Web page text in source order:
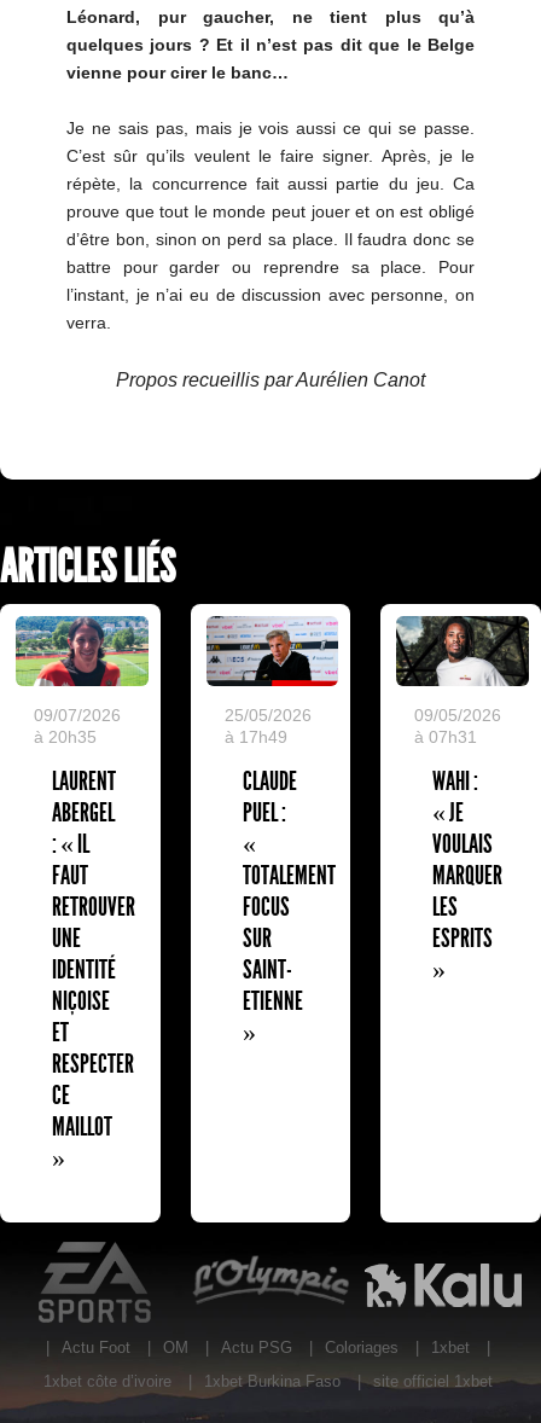
Léonard, pur gaucher, ne tient plus qu’à
quelques jours ? Et il n’est pas dit que le Belge
vienne pour cirer le banc…
Je ne sais pas, mais je vois aussi ce qui se passe.
C’est sûr qu’ils veulent le faire signer. Après, je le
répète, la concurrence fait aussi partie du jeu. Ca
prouve que tout le monde peut jouer et on est obligé
d’être bon, sinon on perd sa place. Il faudra donc se
battre pour garder ou reprendre sa place. Pour
l’instant, je n’ai eu de discussion avec personne, on
verra.
Propos recueillis par Aurélien Canot
ARTICLES LIÉS
09/07/2026
à 20h35
LAURENT
ABERGEL
: « IL
FAUT
RETROUVER
UNE
IDENTITÉ
NIÇOISE
ET
RESPECTER
CE
MAILLOT
»
25/05/2026
à 17h49
CLAUDE
PUEL :
«
TOTALEMENT
FOCUS
SUR
SAINT-
ETIENNE
»
09/05/2026
à 07h31
WAHI :
« JE
VOULAIS
MARQUER
LES
ESPRITS
»
EA Sports
Actu Foot OM Actu PSG Coloriages 1xbet
1xbet côte d’ivoire
1xbet Burkina Faso | site officiel 1xbet